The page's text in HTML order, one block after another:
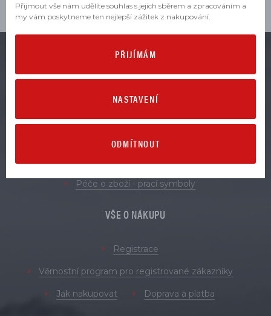
VŠE O ZBOŽÍ
Obchodní podmínky
Zásady zpracování osobních údajů
Vrácení a výměna zboží
Péče o zboží - prací symboly
VŠE O NÁKUPU
Registrace
Věrnostní program pro registrované zákazníky
Jak nakupovat Doprava a platba
Přijmout vše nám udělíte souhlas s jejich sběrem a zpracováním a
my vám poskytneme ten nejlepší zážitek z nakupování.
PŘIJÍMÁM
NASTAVENÍ
ODMÍTNOUT